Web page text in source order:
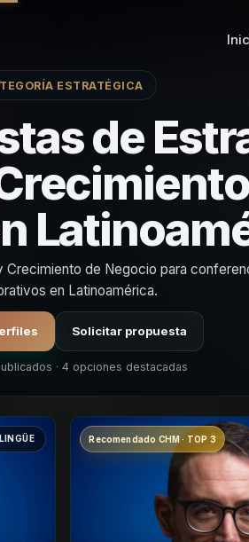
ESTRATÉGICA
de
Crecimiento de Negocio para
en Latinoamérica.
Solicitar propuesta
· 4 opciones destacadas
Recomendado CHM · TOP 3